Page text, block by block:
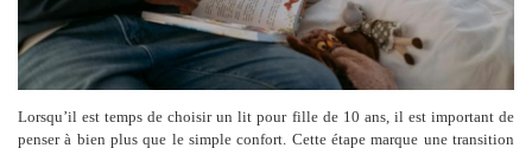
Lorsqu’il est temps de choisir un lit pour fille de 10 ans, il est important de
penser à bien plus que le simple confort. Cette étape marque une transition